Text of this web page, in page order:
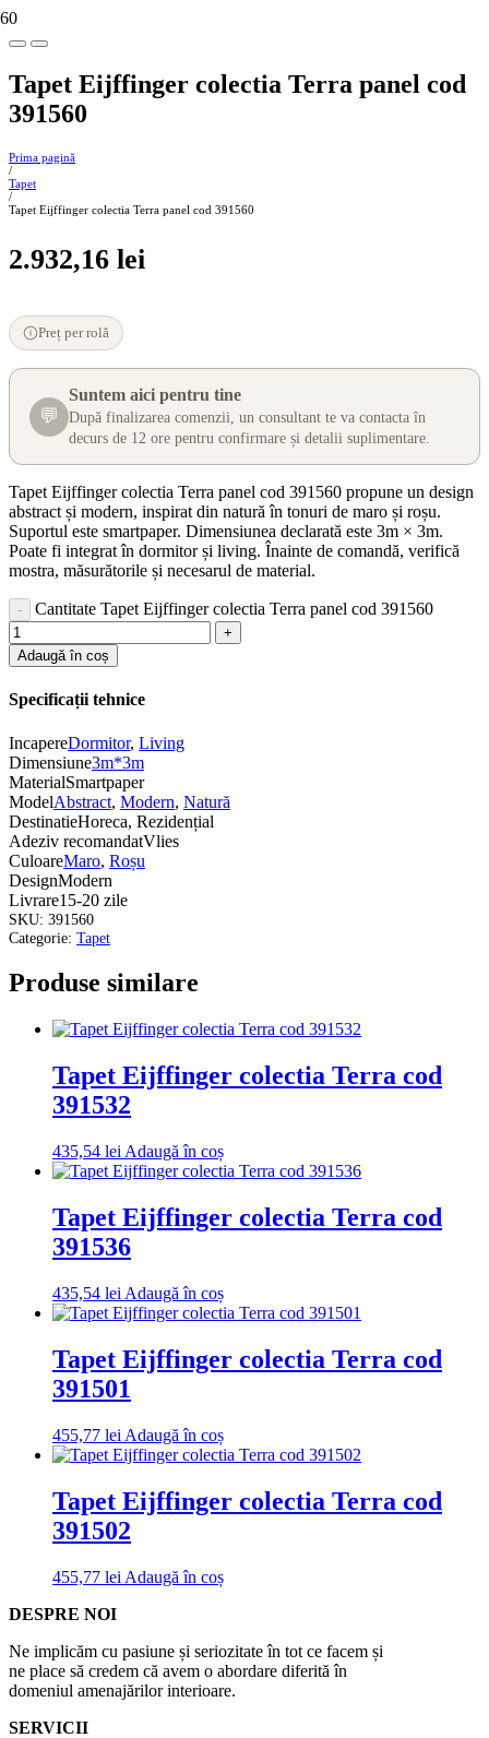
Tapet Eijffinger colectia Terra panel cod
391560
Prima pagină
/
Tapet
/
Tapet Eijffinger colectia Terra panel cod 391560
2.932,16 lei
Preț per rolă
💬
Suntem aici pentru tine
După finalizarea comenzii, un consultant te va contacta în
decurs de 12 ore pentru confirmare și detalii suplimentare.
Tapet Eijffinger colectia Terra panel cod 391560 propune un design
abstract și modern, inspirat din natură în tonuri de maro și roșu.
Suportul este smartpaper. Dimensiunea declarată este 3m × 3m.
Poate fi integrat în dormitor și living. Înainte de comandă, verifică
mostra, măsurătorile și necesarul de material.
Cantitate Tapet Eijffinger colectia Terra panel cod 391560
Adaugă în coș
Specificații tehnice
IncapereDormitor, Living
Dimensiune3m*3m
MaterialSmartpaper
ModelAbstract, Modern, Natură
DestinatieHoreca, Rezidențial
Adeziv recomandatVlies
CuloareMaro, Roșu
DesignModern
Livrare15-20 zile
SKU: 391560
Categorie: Tapet
Produse similare
Tapet Eijffinger colectia Terra cod
391532
435,54 lei Adaugă în coș
Tapet Eijffinger colectia Terra cod
391536
435,54 lei Adaugă în coș
Tapet Eijffinger colectia Terra cod
391501
455,77 lei Adaugă în coș
Tapet Eijffinger colectia Terra cod
391502
455,77 lei Adaugă în coș
DESPRE NOI
Ne implicăm cu pasiune și seriozitate în tot ce facem și
ne place să credem că avem o abordare diferită în
domeniul amenajărilor interioare.
SERVICII